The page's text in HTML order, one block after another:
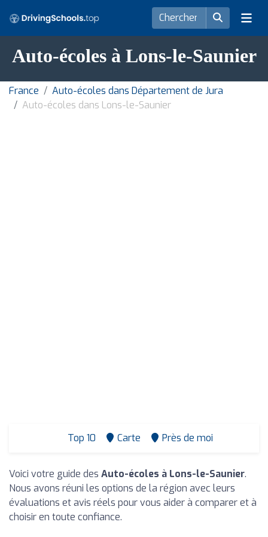
Auto-écoles à Lons-le-Saunier
France
Auto-écoles dans Département de Jura
Auto-écoles dans Lons-le-Saunier
Top 10 Carte Près de moi
Voici votre guide des Auto-écoles à Lons-le-Saunier.
Nous avons réuni les options de la région avec leurs
évaluations et avis réels pour vous aider à comparer et à
choisir en toute confiance.